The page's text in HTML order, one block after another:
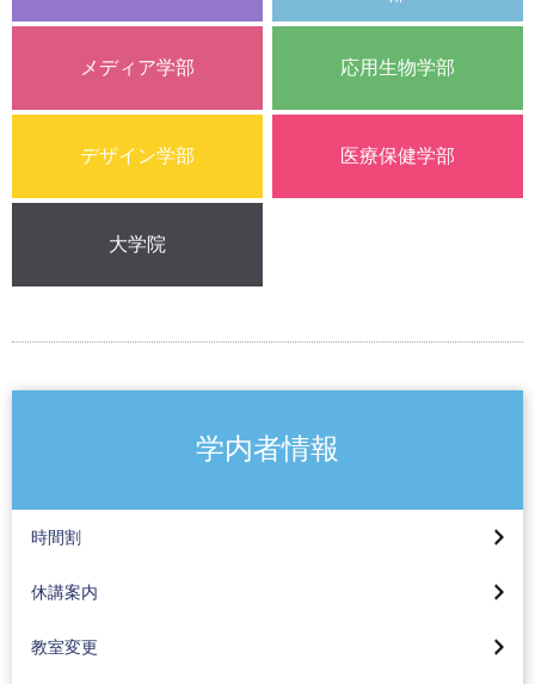
メディア学部 応用生物学部
デザイン学部 医療保健学部
大学院
学内者情報
時間割
工学部 時間割
メディア学部 時間割
応用生物学部 時間割
休講案内
教室変更